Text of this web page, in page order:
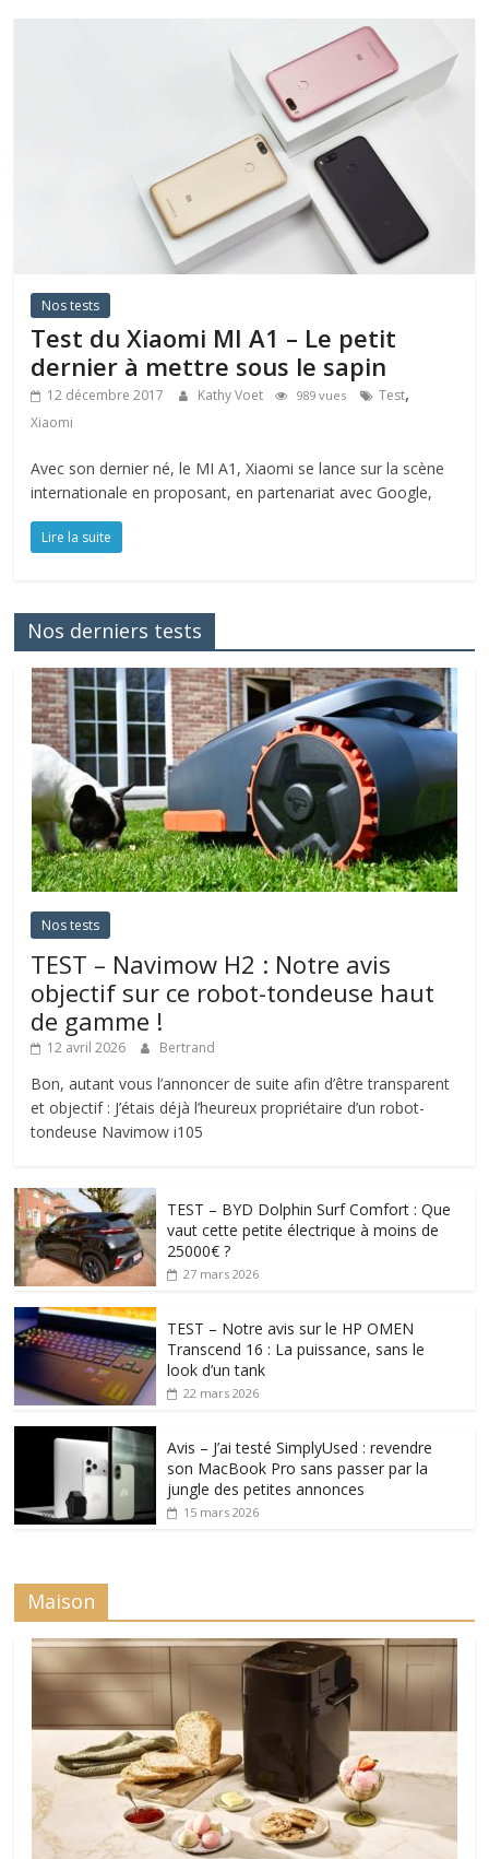
Nos tests
Test du Xiaomi MI A1 – Le petit
dernier à mettre sous le sapin
12 décembre 2017 Kathy Voet 989 vues Test,
Xiaomi
Avec son dernier né, le MI A1, Xiaomi se lance sur la scène
internationale en proposant, en partenariat avec Google,
Lire la suite
Nos derniers tests
Nos tests
TEST – Navimow H2 : Notre avis
objectif sur ce robot-tondeuse haut
de gamme !
12 avril 2026 Bertrand
Bon, autant vous l’annoncer de suite afin d’être transparent
et objectif : J’étais déjà l’heureux propriétaire d’un robot-
tondeuse Navimow i105
TEST – BYD Dolphin Surf Comfort : Que
vaut cette petite électrique à moins de
25000€ ?
27 mars 2026
TEST – Notre avis sur le HP OMEN
Transcend 16 : La puissance, sans le
look d’un tank
22 mars 2026
Avis – J’ai testé SimplyUsed : revendre
son MacBook Pro sans passer par la
jungle des petites annonces
15 mars 2026
Maison